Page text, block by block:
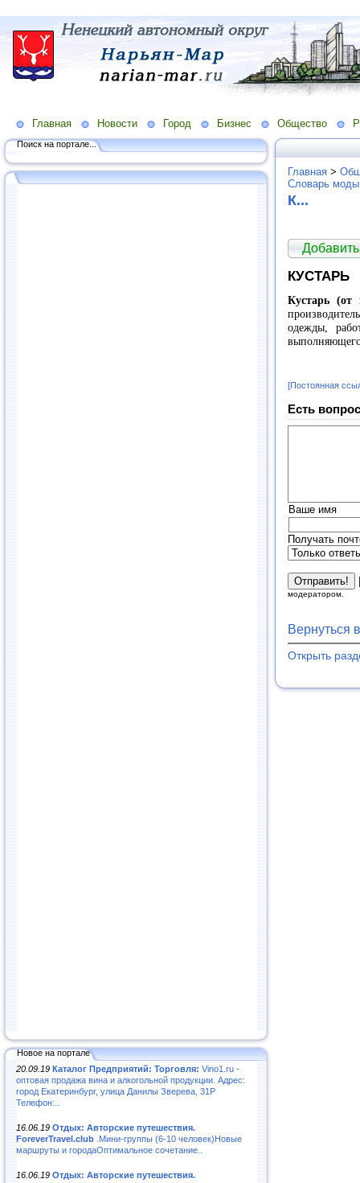
Главная Новости Город Бизнес Общество
Поиск на портале...
Новое на портале
20.09.19 Каталог Предприятий: Торговля: Vino1.ru -
оптовая продажа вина и алкогольной продукции. Адрес:
город Екатеринбург, улица Данилы Зверева, 31Р
Телефон:..
16.06.19 Отдых: Авторские путешествия.
ForeverTravel.club .Мини-группы (6-10 человек)Новые
маршруты и городаОптимальное сочетание..
16.06.19 Отдых: Авторские путешествия.
Главная >
Словарь
К...
КУСТАРЬ
Кустарь (от
одежды,
[Постоянная
Есть
Ваше имя
Получать
модератором.
Вернуться
Открыть